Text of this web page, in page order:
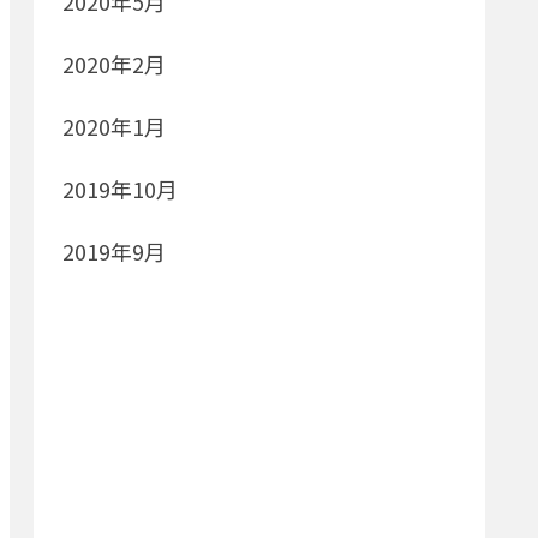
2020年2月
2020年1月
2019年10月
2019年9月